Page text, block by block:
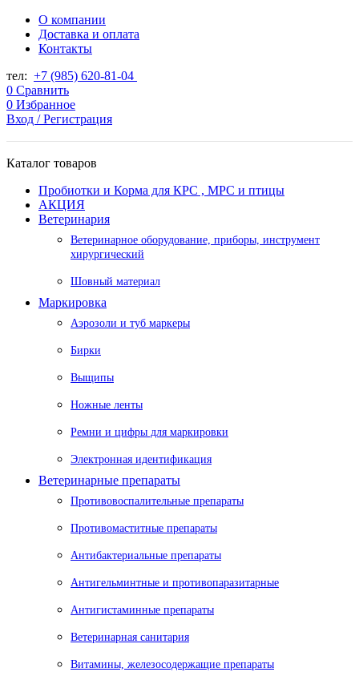
О компании
Доставка и оплата
Контакты
тел: +7 (985) 620-81-04
0 Сравнить
0 Избранное
Вход / Регистрация
Каталог товаров
Пробиотки и Корма для КРС , МРС и птицы
АКЦИЯ
Ветеринария
Ветеринарное оборудование, приборы, инструмент
хирургический
Шовный материал
Маркировка
Аэрозоли и туб маркеры
Бирки
Выщипы
Ножные ленты
Ремни и цифры для маркировки
Электронная идентификация
Ветеринарные препараты
Противовоспалительные препараты
Противомаститные препараты
Антибактериальные препараты
Антигельминтные и противопаразитарные
Антигистаминные препараты
Ветеринарная санитария
Витамины, железосодержащие препараты